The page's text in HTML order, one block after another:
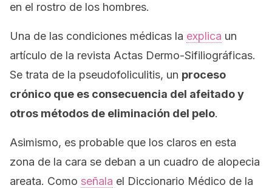
en el rostro de los hombres.
Una de las condiciones médicas la explica un
artículo de la revista Actas Dermo-Sifiliográficas.
Se trata de la pseudofoliculitis, un proceso
crónico que es consecuencia del afeitado y
otros métodos de eliminación del pelo.
Asimismo, es probable que los claros en esta
zona de la cara se deban a un cuadro de alopecia
areata. Como señala el Diccionario Médico de la